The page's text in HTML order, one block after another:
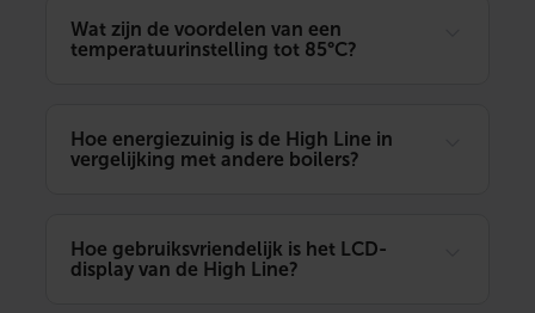
Wat zijn de voordelen van een
temperatuurinstelling tot 85°C?
Hoe energiezuinig is de High Line in
vergelijking met andere boilers?
Hoe gebruiksvriendelijk is het LCD-
display van de High Line?